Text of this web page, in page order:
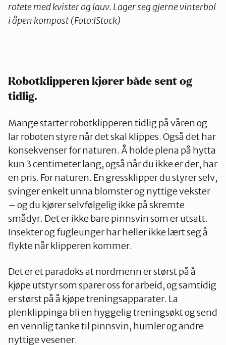
rotete med kvister og lauv. Lager seg gjerne vinterbol
i åpen kompost (Foto:IStock)
Robotklipperen kjører både sent og
tidlig.
Mange starter robotklipperen tidlig på våren og
lar roboten styre når det skal klippes. Også det har
konsekvenser for naturen. Å holde plena på hytta
kun 3 centimeter lang, også når du ikke er der, har
en pris. For naturen. En gressklipper du styrer selv,
svinger enkelt unna blomster og nyttige vekster
– og du kjører selvfølgelig ikke på skremte
smådyr. Det er ikke bare pinnsvin som er utsatt.
Insekter og fugleunger har heller ikke lært seg å
flykte når klipperen kommer.
Det er et paradoks at nordmenn er størst på å
kjøpe utstyr som sparer oss for arbeid, og samtidig
er størst på å kjøpe treningsapparater. La
plenklippinga bli en hyggelig treningsøkt og send
en vennlig tanke til pinnsvin, humler og andre
nyttige vesener.